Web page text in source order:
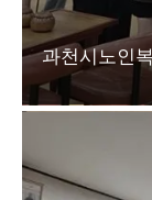
과천시노인